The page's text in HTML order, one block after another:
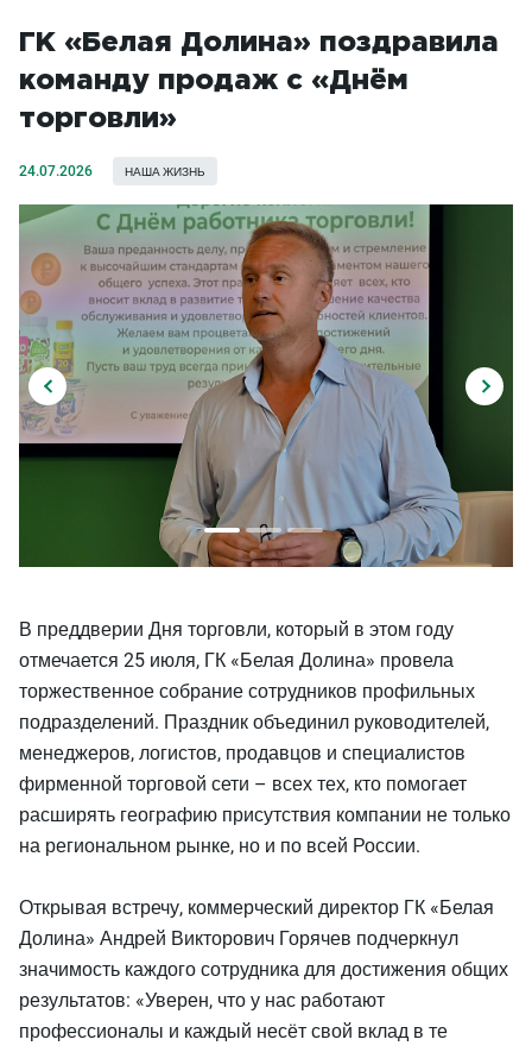
ГК «Белая Долина» поздравила
команду продаж с «Днём
торговли»
24.07.2026 НАША ЖИЗНЬ
В преддверии Дня торговли, который в этом году
отмечается 25 июля, ГК «Белая Долина» провела
торжественное собрание сотрудников профильных
подразделений. Праздник объединил руководителей,
менеджеров, логистов, продавцов и специалистов
фирменной торговой сети – всех тех, кто помогает
расширять географию присутствия компании не только
на региональном рынке, но и по всей России.
Открывая встречу, коммерческий директор ГК «Белая
Долина» Андрей Викторович Горячев подчеркнул
значимость каждого сотрудника для достижения общих
результатов: «Уверен, что у нас работают
профессионалы и каждый несёт свой вклад в те